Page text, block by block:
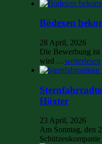
Bödexen
28 April, 2026
Die Bewerbung ist
wird …weiterlesen
Höxter
23 April, 2026
Am Sonntag, den